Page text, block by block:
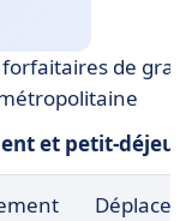
de
et petit-